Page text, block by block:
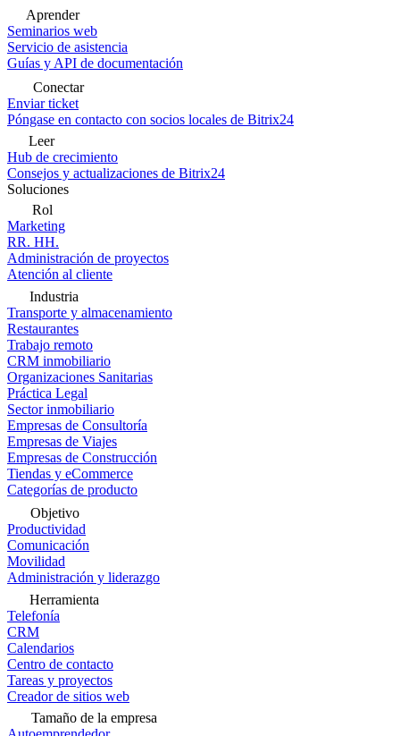
Aprender
Seminarios web
Servicio de asistencia
Guías y API de documentación
Conectar
Enviar ticket
Póngase en contacto con socios locales de Bitrix24
Leer
Hub de crecimiento
Consejos y actualizaciones de Bitrix24
Soluciones
Rol
Marketing
RR. HH.
Administración de proyectos
Atención al cliente
Industria
Transporte y almacenamiento
Restaurantes
Trabajo remoto
CRM inmobiliario
Organizaciones Sanitarias
Práctica Legal
Sector inmobiliario
Empresas de Consultoría
Empresas de Viajes
Empresas de Construcción
Tiendas y eCommerce
Categorías de producto
Objetivo
Productividad
Comunicación
Movilidad
Administración y liderazgo
Herramienta
Telefonía
CRM
Calendarios
Centro de contacto
Tareas y proyectos
Creador de sitios web
Tamaño de la empresa